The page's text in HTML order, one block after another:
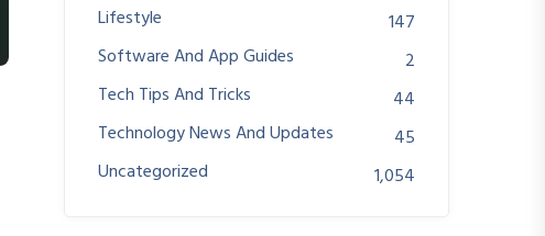
Lifestyle
147
Software And App Guides
2
Tech Tips And Tricks
44
Technology News And Updates
45
Uncategorized
1,054